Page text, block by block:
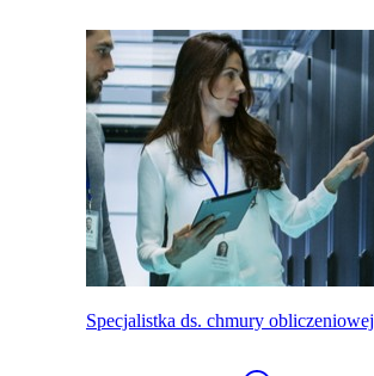
Specjalistka ds. chmury obliczeniowej